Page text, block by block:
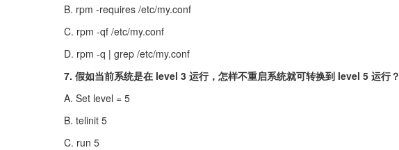
B. rpm -requires /etc/my.conf
C. rpm -qf /etc/my.conf
D. rpm -q | grep /etc/my.conf
7. 假如当前系统是在 level 3 运行，怎样不重启系统就可转换到 level 5 运行？
A. Set level = 5
B. telinit 5
C. run 5